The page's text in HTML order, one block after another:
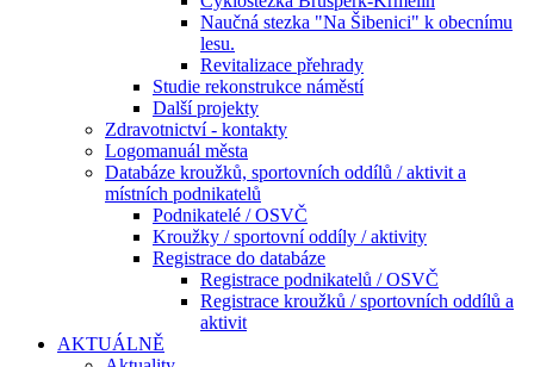
Naučná stezka "Na Šibenici" k obecnímu
lesu.
Revitalizace přehrady
Studie rekonstrukce náměstí
Další projekty
Zdravotnictví - kontakty
Logomanuál města
Databáze kroužků, sportovních oddílů / aktivit a
místních podnikatelů
Podnikatelé / OSVČ
Kroužky / sportovní oddíly / aktivity
Registrace do databáze
Registrace podnikatelů / OSVČ
Registrace kroužků / sportovních oddílů a
aktivit
AKTUÁLNĚ